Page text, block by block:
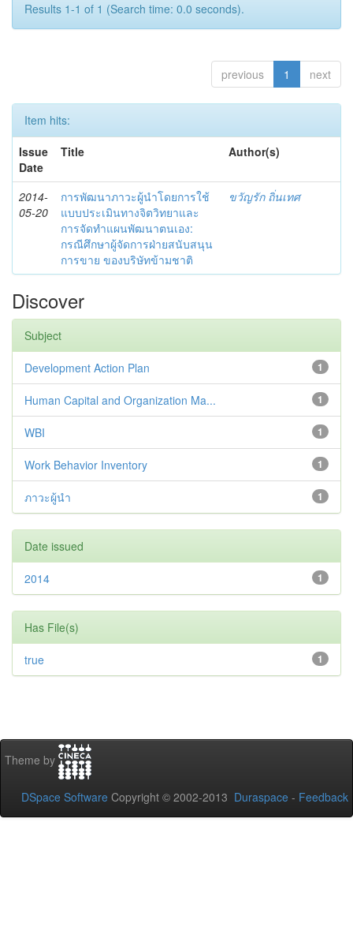
Results 1-1 of 1 (Search time: 0.0 seconds).
previous 1 next
Item hits:
Issue
Date
Title Author(s)
2014-
05-20
การพัฒนาภาวะผู้นำโดยการใช้
แบบประเมินทางจิตวิทยาและ
การจัดทำแผนพัฒนาตนเอง:
กรณีศึกษาผู้จัดการฝ่ายสนับสนุน
การขาย ของบริษัทข้ามชาติ
ขวัญรัก ถิ่นเทศ
Discover
Subject
1
Development Action Plan
1
Human Capital and Organization Ma...
1
WBI
1
Work Behavior Inventory
1
ภาวะผู้นำ
Date issued
1
2014
Has File(s)
1
true
Theme by
DSpace Software Copyright © 2002-2013 Duraspace - Feedback